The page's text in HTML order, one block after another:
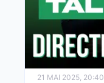
21 MAI 2025, 20:40